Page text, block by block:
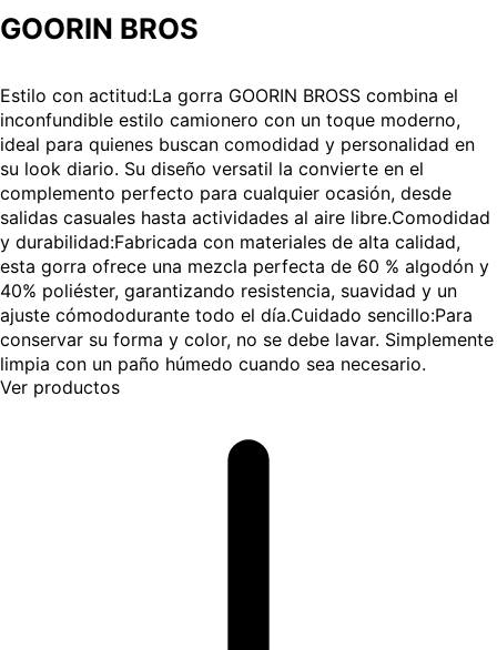
GOORIN BROS
Estilo con actitud:La gorra GOORIN BROSS combina el
inconfundible estilo camionero con un toque moderno,
ideal para quienes buscan comodidad y personalidad en
su look diario. Su diseño versatil la convierte en el
complemento perfecto para cualquier ocasión, desde
salidas casuales hasta actividades al aire libre.Comodidad
y durabilidad:Fabricada con materiales de alta calidad,
esta gorra ofrece una mezcla perfecta de 60 % algodón y
40% poliéster, garantizando resistencia, suavidad y un
ajuste cómododurante todo el día.Cuidado sencillo:Para
conservar su forma y color, no se debe lavar. Simplemente
limpia con un paño húmedo cuando sea necesario.
Ver productos